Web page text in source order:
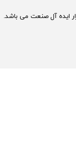
ایده آل صنعت می باشد.